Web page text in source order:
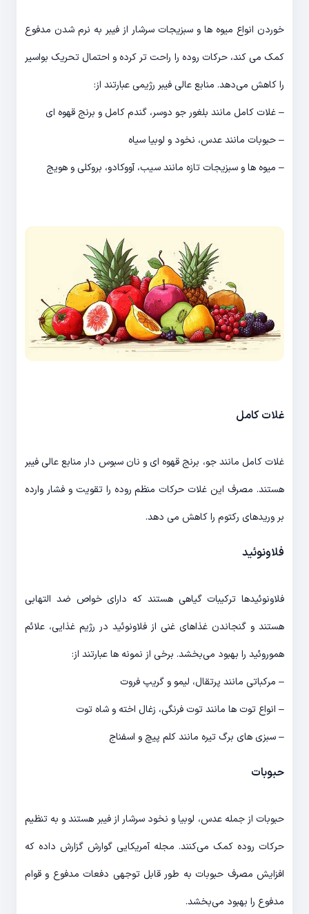
خوردن انواع میوه ها و سبزیجات سرشار از فیبر به نرم شدن مدفوع
کمک می کند، حرکات روده را راحت تر کرده و احتمال تحریک بواسیر
را کاهش می‌دهد. منابع عالی فیبر رژیمی عبارتند از:
– غلات کامل مانند بلغور جو دوسر، گندم کامل و برنج قهوه ای
– حبوبات مانند عدس، نخود و لوبیا سیاه
– میوه ها و سبزیجات تازه مانند سیب، آووکادو، بروکلی و هویج
غلات کامل
غلات کامل مانند جو، برنج قهوه ای و نان سبوس دار منابع عالی فیبر
هستند. مصرف این غلات حرکات منظم روده را تقویت و فشار وارده
بر وریدهای رکتوم را کاهش می دهد.
فلاونوئید
فلاونوئیدها ترکیبات گیاهی هستند که دارای خواص ضد التهابی
هستند و گنجاندن غذاهای غنی از فلاونوئید در رژیم غذایی، علائم
هموروئید را بهبود می‌بخشد. برخی از نمونه ها عبارتند از:
– مرکباتی مانند پرتقال، لیمو و گریپ فروت
– انواع توت ها مانند توت فرنگی، زغال اخته و شاه توت
– سبزی های برگ تیره مانند کلم پیچ و اسفناج
حبوبات
حبوبات از جمله عدس، لوبیا و نخود سرشار از فیبر هستند و به تنظیم
حرکات روده کمک می‌کنند. مجله آمریکایی گوارش گزارش داده که
افزایش مصرف حبوبات به طور قابل توجهی دفعات مدفوع و قوام
مدفوع را بهبود می‌بخشد.